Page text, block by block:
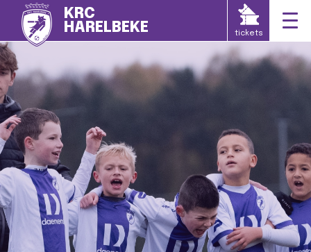
KRC
HARELBEKE
tickets